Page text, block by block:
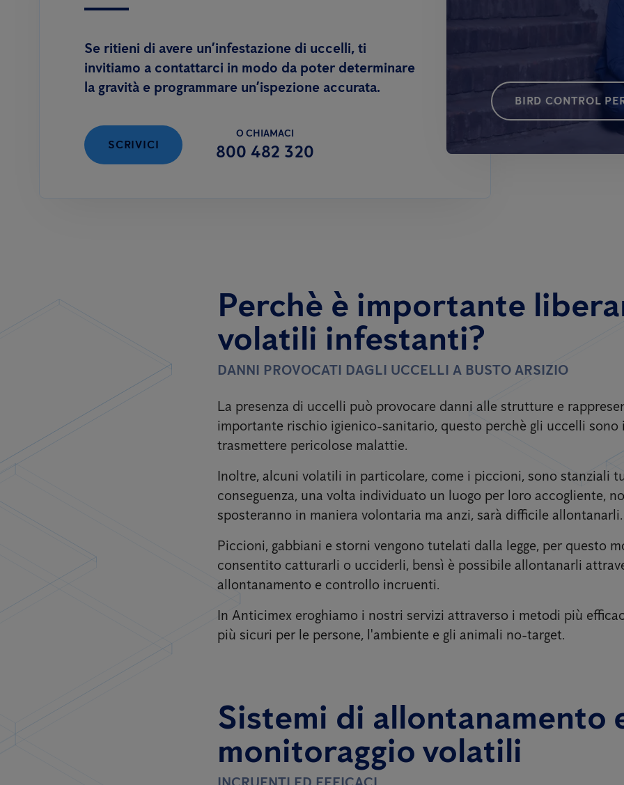
Se ritieni di avere un’infestazione di uccelli, ti
invitiamo a contattarci in modo da poter determinare
la gravità e programmare un’ispezione accurata.
SCRIVICI
O CHIAMACI
800 482 320
BIRD CONTROL
Perchè è importante
volatili infestanti?
DANNI PROVOCATI DAGLI UCCELLI A BUSTO ARSIZIO
La presenza di uccelli può provocare danni alle strutture e
importante rischio igienico-sanitario, questo perchè gli uccelli sono
trasmettere pericolose malattie.
Inoltre, alcuni volatili in particolare, come i piccioni, sono stanziali
conseguenza, una volta individuato un luogo per loro accogliente,
sposteranno in maniera volontaria ma anzi, sarà difficile allontanarli.
Piccioni, gabbiani e storni vengono tutelati dalla legge, per questo
consentito catturarli o ucciderli, bensì è possibile allontanarli
allontanamento e controllo incruenti.
In Anticimex eroghiamo i nostri servizi attraverso i metodi più
più sicuri per le persone, l'ambiente e gli animali no-target.
Sistemi di allontanamento
monitoraggio volatili